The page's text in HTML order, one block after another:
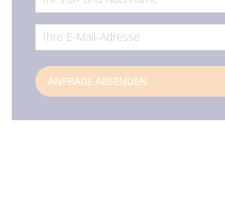
ANFRAGE ABSENDEN